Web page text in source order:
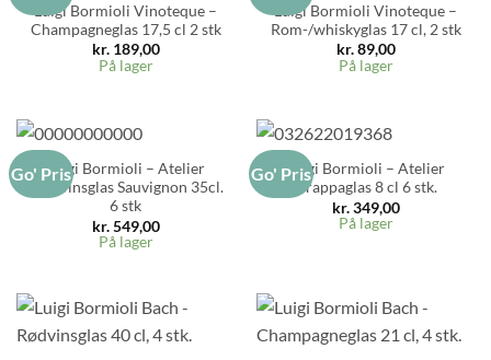
Luigi Bormioli Vinoteque –
Champagneglas 17,5 cl 2 stk
kr.189,00
På lager
Luigi Bormioli Vinoteque –
Rom-/whiskyglas 17 cl, 2 stk
kr.89,00
På lager
Go' PrisLuigi Bormioli – Atelier
Hvidvinsglas Sauvignon 35cl.
6 stk
kr.549,00
På lager
Go' PrisLuigi Bormioli – Atelier
Grappaglas 8 cl 6 stk.
kr.349,00
På lager